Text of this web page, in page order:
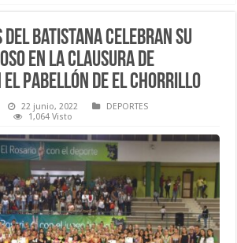
del Batistana celebran su
en la clausura de
el pabellón de El Chorrillo
22 junio, 2022
DEPORTES
1,064 Visto